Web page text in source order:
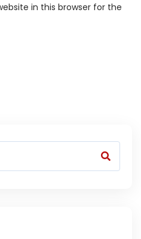
in this browser for the